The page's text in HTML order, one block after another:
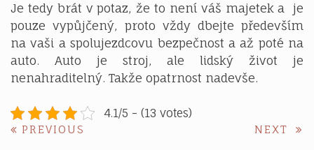
Je tedy brát v potaz, že to není váš majetek a je
pouze vypůjčený, proto vždy dbejte především
na vaši a spolujezdcovu bezpečnost a až poté na
auto. Auto je stroj, ale lidský život je
nenahraditelný. Takže opatrnost nadevše.
4.1/5 - (13 votes)
Navigace
PREVIOUS NEXT